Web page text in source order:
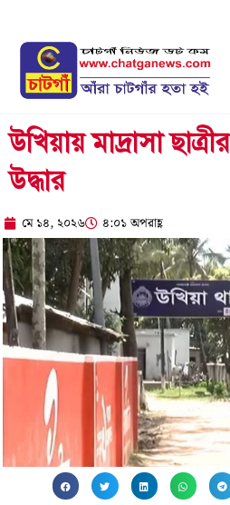
content
উখিয়ায় মাদ্রাসা
উদ্ধার
মে ১৪, ২০২৬ ৪:০১ অপরাহ্ণ